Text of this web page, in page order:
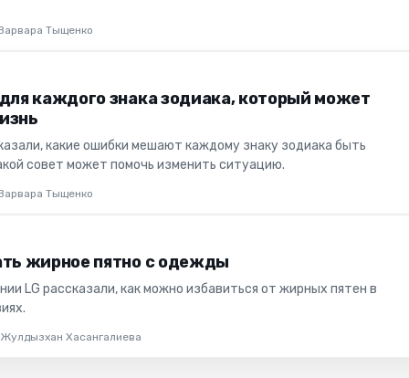
Тыщенко
каждого знака зодиака, который может
какие ошибки мешают каждому знаку зодиака быть
совет может помочь изменить ситуацию.
Тыщенко
жирное пятно с одежды
LG рассказали, как можно избавиться от жирных пятен в
Жулдызхан Хасангалиева